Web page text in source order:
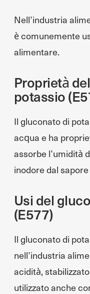
Nell’industria
è comunemente
alimentare.
Proprietà
potassio
Il gluconato di
acqua e ha
assorbe l’umidità
inodore dal
Usi del
(E577)
Il gluconato di
nell’industria
acidità,
utilizzato anche